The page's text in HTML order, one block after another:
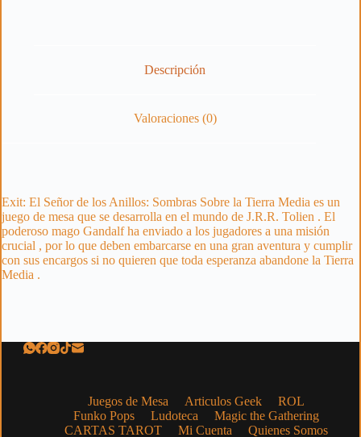
Descripción
Valoraciones (0)
Exit: El Señor de los Anillos: Sombras Sobre la Tierra Media es un
juego de mesa que se desarrolla en el mundo de J.R.R. Tolien . El
poderoso mago Gandalf ha enviado a los jugadores a una misión
crucial , por lo que deben embarcarse en una gran aventura y cumplir
con sus encargos si no quieren que toda esperanza abandone la Tierra
Media .
Juegos de Mesa Articulos Geek
ROL
Funko Pops
Ludoteca
Magic the Gathering
CARTAS TAROT
Mi Cuenta Quienes Somos